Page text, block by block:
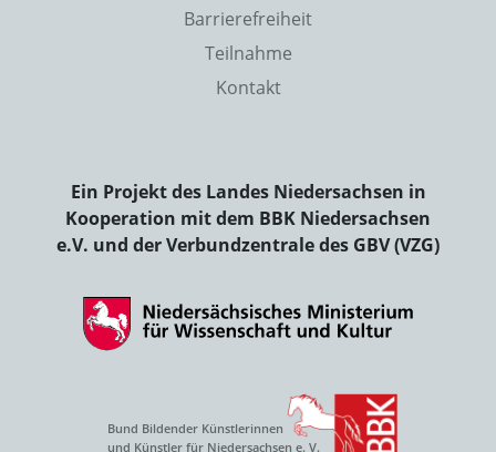
Barrierefreiheit
Teilnahme
Kontakt
Ein Projekt des Landes Niedersachsen in
Kooperation mit dem BBK Niedersachsen
e.V. und der Verbundzentrale des GBV (VZG)
Bund Bildender Künstlerinnen
und Künstler für Niedersachsen e. V.